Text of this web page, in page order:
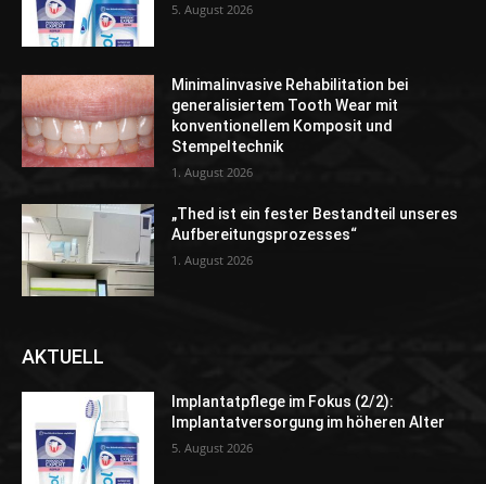
5. August 2026
Minimalinvasive Rehabilitation bei
generalisiertem Tooth Wear mit
konventionellem Komposit und
Stempeltechnik
1. August 2026
„Thed ist ein fester Bestandteil unseres
Aufbereitungsprozesses“
1. August 2026
AKTUELL
Implantatpflege im Fokus (2/2):
Implantatversorgung im höheren Alter
5. August 2026